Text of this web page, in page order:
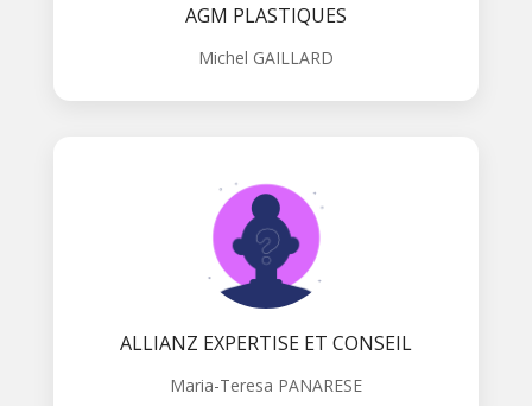
AGM PLASTIQUES
Michel GAILLARD
ALLIANZ EXPERTISE ET CONSEIL
Maria-Teresa PANARESE